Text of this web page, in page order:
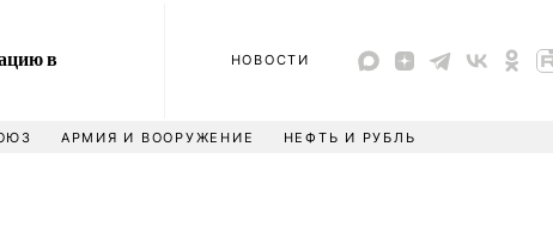
в
НОВОСТИ
АРМИЯ И ВООРУЖЕНИЕ НЕФТЬ И РУБЛЬ